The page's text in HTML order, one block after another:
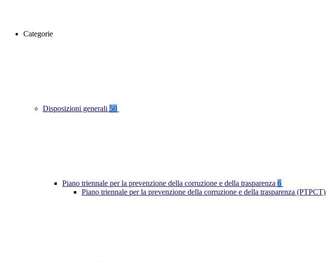
Categorie
Disposizioni generali 50
Piano triennale per la prevenzione della corruzione e della trasparenza 6
Piano triennale per la prevenzione della corruzione e della trasparenza (PTPCT)